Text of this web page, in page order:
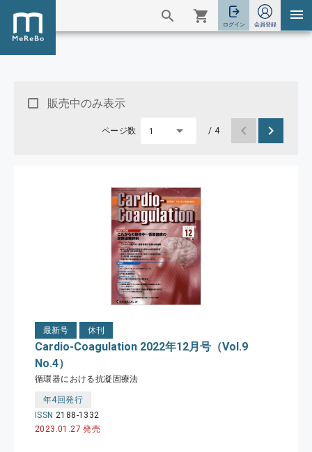
販売中のみ表示
ページ数 1 / 4
最新号 休刊
Cardio-Coagulation 2022年12月号（Vol.9
No.4）
循環器における抗凝固療法
年4回発行
ISSN 2188-1332
2023.01.27 発売